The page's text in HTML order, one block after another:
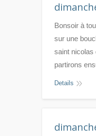
Bonsoir à
sur une
saint nicolas
partirons
Details